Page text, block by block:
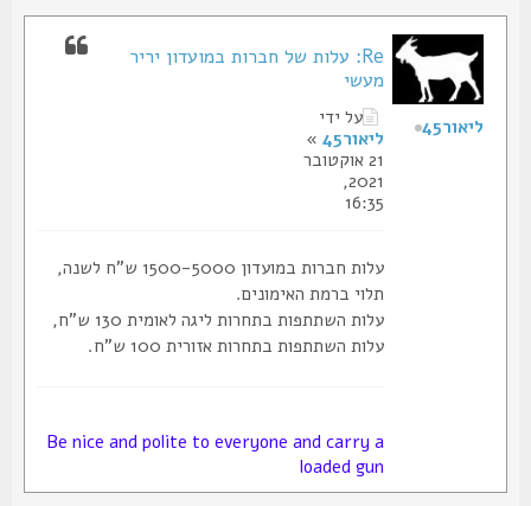
Re: עלות של חברות במועדון יריר
מעשי
על ידי
ליאור45
»
21 אוקטובר
2021,
16:35
עלות חברות במועדון 1500-5000 ש"ח לשנה,
תלוי ברמת האימונים.
עלות השתתפות בתחרות ליגה לאומית 130 ש"ח,
עלות השתתפות בתחרות אזורית 100 ש"ח.
Be nice and polite to everyone and carry a
loaded gun
ליאור45